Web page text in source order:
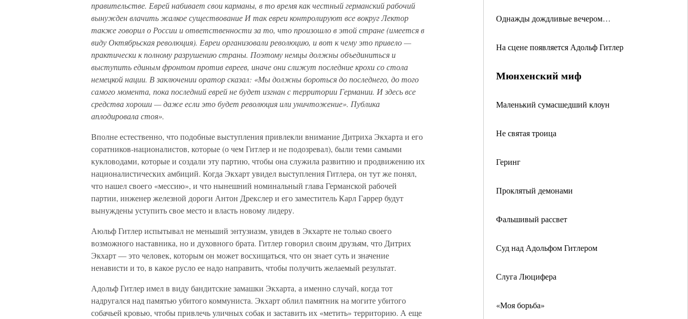
Однажды дождливые вечером…
На сцене появляется Адольф Гитлер
Мюнхенский миф
Маленький сумасшедший клоун
Не святая троица
Геринг
Проклятый демонами
Фальшивый рассвет
Суд над Адольфом Гитлером
Слуга Люцифера
«Моя борьба»
правительстве. Еврей набивает свои карманы, в то время как честный германский рабочий
вынужден влачить жалкое существование И так евреи контролируют все вокруг Лектор
также говорил о России и ответственности за то, что произошло в этой стране (имеется в
виду Октябрьская революция). Евреи организовали революцию, и вот к чему это привело —
практически к полному разрушению страны. Поэтому немцы должны объединиться и
выступить единым фронтом против евреев, иначе они слижут последние крохи со стола
немецкой нации. В заключении оратор сказал: «Мы должны бороться до последнего, до того
самого момента, пока последний еврей не будет изгнан с территории Германии. И здесь все
средства хороши — даже если это будет революция или уничтожение». Публика
аплодировала стоя».
Вполне естественно, что подобные выступления привлекли внимание Дитриха Экхарта и его
соратников-националистов, которые (о чем Гитлер и не подозревал), были теми самыми
кукловодами, которые и создали эту партию, чтобы она служила развитию и продвижению их
националистических амбиций. Когда Экхарт увидел выступления Гитлера, он тут же понял,
что нашел своего «мессию», и что нынешний номинальный глава Германской рабочей
партии, инженер железной дороги Антон Дрекслер и его заместитель Карл Гаррер будут
вынуждены уступить свое место и власть новому лидеру.
Аюльф Гитлер испытывал не меньший энтузиазм, увидев в Экхарте не только своего
возможного наставника, но и духовного брата. Гитлер говорил своим друзьям, что Дитрих
Экхарт — это человек, которым он может восхищаться, что он знает суть и значение
ненависти и то, в какое русло ее надо направить, чтобы получить желаемый результат.
Адольф Гитлер имел в виду бандитские замашки Экхарта, а именно случай, когда тот
надругался над памятью убитого коммуниста. Экхарт облил памятник на могите убитого
собачьей кровью, чтобы привлечь уличных собак и заставить их «метить» территорию. А еще